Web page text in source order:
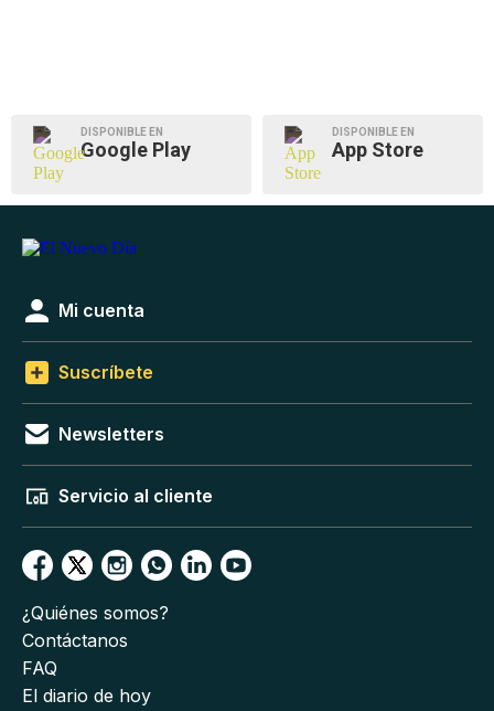
DISPONIBLE EN
Google Play
DISPONIBLE EN
App Store
Mi cuenta
Suscríbete
Newsletters
Servicio al cliente
¿Quiénes somos?
Contáctanos
FAQ
El diario de hoy